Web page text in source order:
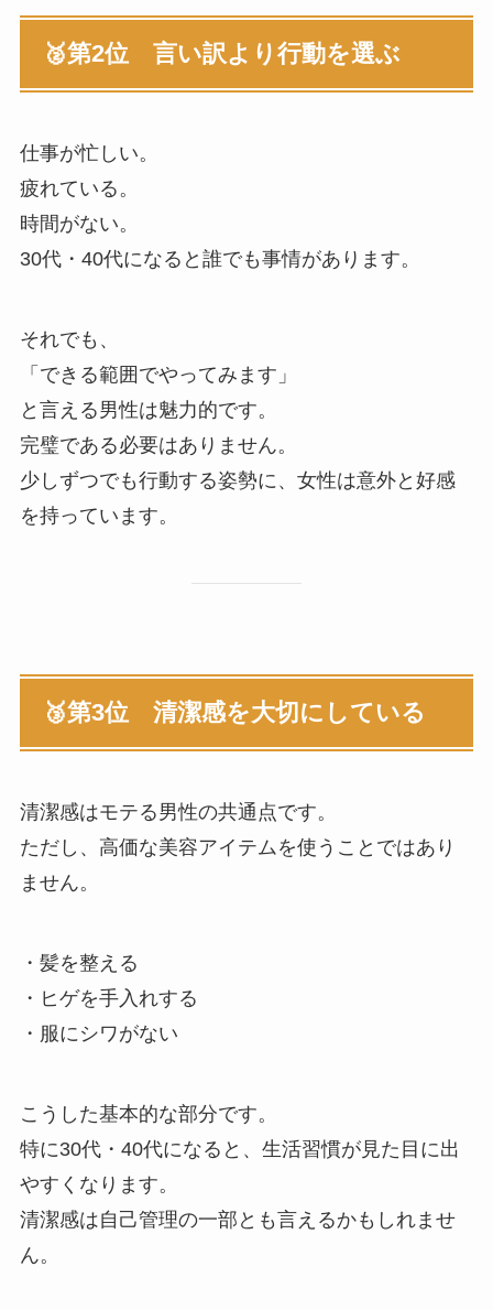
🥈第2位 言い訳より行動を選ぶ
仕事が忙しい。
疲れている。
時間がない。
30代・40代になると誰でも事情があります。
それでも、
「できる範囲でやってみます」
と言える男性は魅力的です。
完璧である必要はありません。
少しずつでも行動する姿勢に、女性は意外と好感
を持っています。
🥉第3位 清潔感を大切にしている
清潔感はモテる男性の共通点です。
ただし、高価な美容アイテムを使うことではあり
ません。
・髪を整える
・ヒゲを手入れする
・服にシワがない
こうした基本的な部分です。
特に30代・40代になると、生活習慣が見た目に出
やすくなります。
清潔感は自己管理の一部とも言えるかもしれませ
ん。